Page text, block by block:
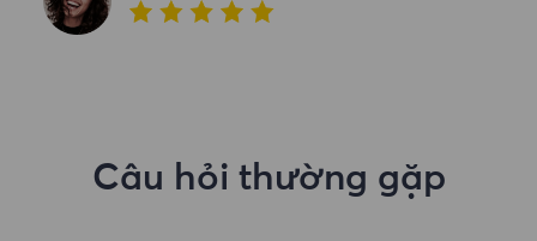
Câu hỏi thường gặp